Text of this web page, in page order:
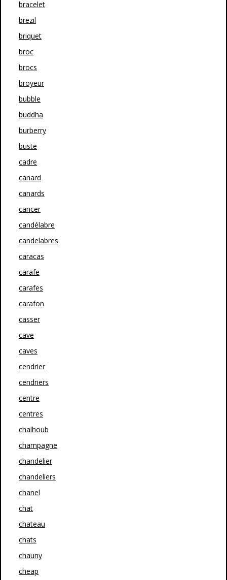
bracelet
brezil
briquet
broc
brocs
broyeur
bubble
buddha
burberry
buste
cadre
canard
canards
cancer
candélabre
candelabres
caracas
carafe
carafes
carafon
casser
cave
caves
cendrier
cendriers
centre
centres
chalhoub
champagne
chandelier
chandeliers
chanel
chat
chateau
chats
chauny
cheap